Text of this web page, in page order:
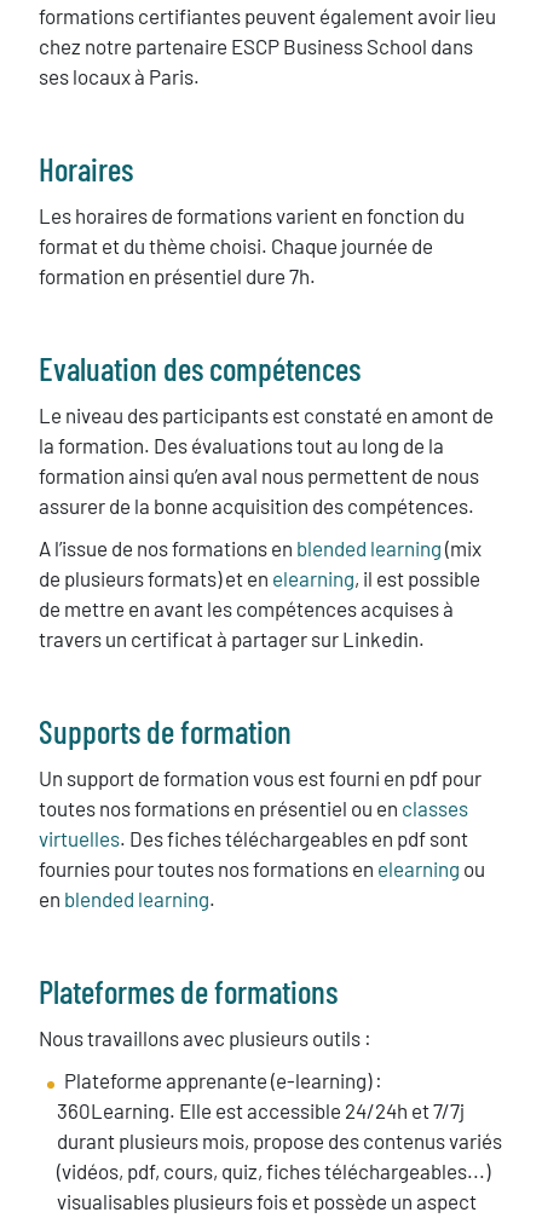
formations certifiantes peuvent également avoir lieu
chez notre partenaire ESCP Business School dans
ses locaux à Paris.
Horaires
Les horaires de formations varient en fonction du
format et du thème choisi. Chaque journée de
formation en présentiel dure 7h.
Evaluation des compétences
Le niveau des participants est constaté en amont de
la formation. Des évaluations tout au long de la
formation ainsi qu’en aval nous permettent de nous
assurer de la bonne acquisition des compétences.
A l’issue de nos formations en blended learning (mix
de plusieurs formats) et en elearning, il est possible
de mettre en avant les compétences acquises à
travers un certificat à partager sur Linkedin.
Supports de formation
Un support de formation vous est fourni en pdf pour
toutes nos formations en présentiel ou en classes
virtuelles. Des fiches téléchargeables en pdf sont
fournies pour toutes nos formations en elearning ou
en blended learning.
Plateformes de formations
Nous travaillons avec plusieurs outils :
Plateforme apprenante (e-learning) :
360Learning. Elle est accessible 24/24h et 7/7j
durant plusieurs mois, propose des contenus variés
(vidéos, pdf, cours, quiz, fiches téléchargeables...)
visualisables plusieurs fois et possède un aspect